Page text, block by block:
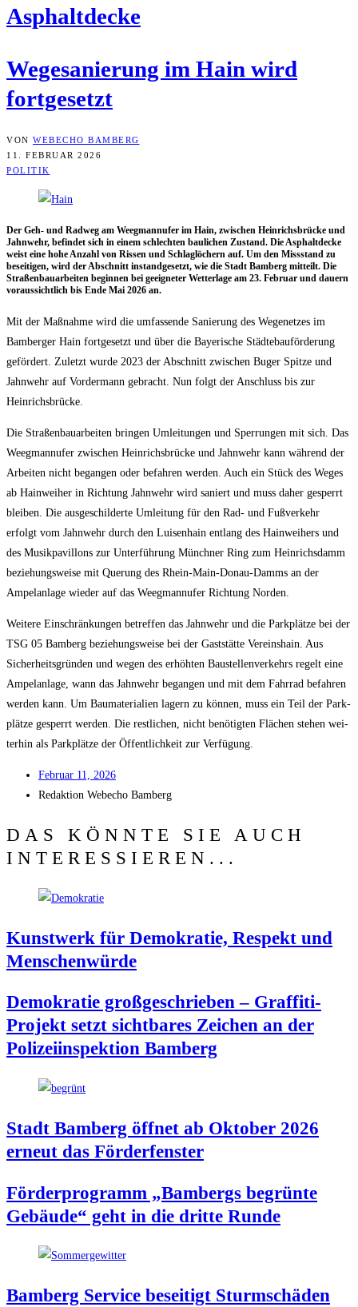
Asphaltdecke
Wege­sa­nie­rung im Hain wird
fortgesetzt
VON WEBECHO BAMBERG
11. FEBRUAR 2026
POLITIK
Der Geh- und Rad­weg am Weegmann­ufer im Hain, zwi­schen Hein­richs­brü­cke und
Jahn­wehr, befin­det sich in einem schlech­ten bau­li­chen Zustand. Die Asphalt­de­cke
weist eine hohe Anzahl von Ris­sen und Schlag­lö­chern auf. Um den Miss­stand zu
besei­ti­gen, wird der Abschnitt instand­ge­setzt, wie die Stadt Bam­berg mit­teilt. Die
Stra­ßen­bau­ar­bei­ten begin­nen bei geeig­ne­ter Wet­ter­la­ge am 23. Febru­ar und dau­ern
vor­aus­sicht­lich bis Ende Mai 2026 an.
Mit der Maß­nah­me wird die umfas­sen­de Sanie­rung des Wege­net­zes im
Bam­ber­ger Hain fort­ge­setzt und über die Baye­ri­sche Städ­te­bau­för­de­rung
geför­dert. Zuletzt wur­de 2023 der Abschnitt zwi­schen Bug­er Spit­ze und
Jahn­wehr auf Vor­der­mann gebracht. Nun folgt der Anschluss bis zur
Heinrichsbrücke.
Die Stra­ßen­bau­ar­bei­ten brin­gen Umlei­tun­gen und Sper­run­gen mit sich. Das
Weegmann­ufer zwi­schen Hein­richs­brü­cke und Jahn­wehr kann wäh­rend der
Arbei­ten nicht began­gen oder befah­ren wer­den. Auch ein Stück des Weges
ab Hain­wei­her in Rich­tung Jahn­wehr wird saniert und muss daher gesperrt
blei­ben. Die aus­ge­schil­der­te Umlei­tung für den Rad- und Fuß­ver­kehr
erfolgt vom Jahn­wehr durch den Lui­sen­hain ent­lang des Hain­wei­hers und
des Musik­pa­vil­lons zur Unter­füh­rung Münch­ner Ring zum Hein­richs­damm
bezie­hungs­wei­se mit Que­rung des Rhein-Main-Donau-Damms an der
Ampel­an­la­ge wie­der auf das Weegmann­ufer Rich­tung Norden.
Wei­te­re Ein­schrän­kun­gen betref­fen das Jahn­wehr und die Park­plät­ze bei der
TSG 05 Bam­berg bezie­hungs­wei­se bei der Gast­stät­te Ver­eins­hain. Aus
Sicher­heits­grün­den und wegen des erhöh­ten Bau­stel­len­ver­kehrs regelt eine
Ampel­an­la­ge, wann das Jahn­wehr began­gen und mit dem Fahr­rad befah­ren
wer­den kann. Um Bau­ma­te­ria­li­en lagern zu kön­nen, muss ein Teil der Park­
plät­ze gesperrt wer­den. Die rest­li­chen, nicht benö­tig­ten Flä­chen ste­hen wei­
ter­hin als Park­plät­ze der Öffent­lich­keit zur Verfügung.
Febru­ar 11, 2026
Redak­ti­on Web­echo Bamberg
DAS KÖNNTE SIE AUCH
INTERESSIEREN...
Kunst­werk für Demo­kra­tie, Respekt und
Menschenwürde
Demo­kra­tie groß­ge­schrie­ben – Graf­fi­ti-
Pro­jekt setzt sicht­ba­res Zei­chen an der
Poli­zei­in­spek­ti­on Bamberg
Stadt Bam­berg öff­net ab Okto­ber 2026
erneut das Förderfenster
För­der­pro­gramm „Bam­bergs begrün­te
Gebäu­de“ geht in die drit­te Runde
Bam­berg Ser­vice besei­tigt Sturm­schä­den